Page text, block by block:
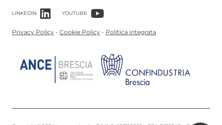
LINKEDIN YOUTUBE
Privacy Policy - Cookie Policy - Politica integrata